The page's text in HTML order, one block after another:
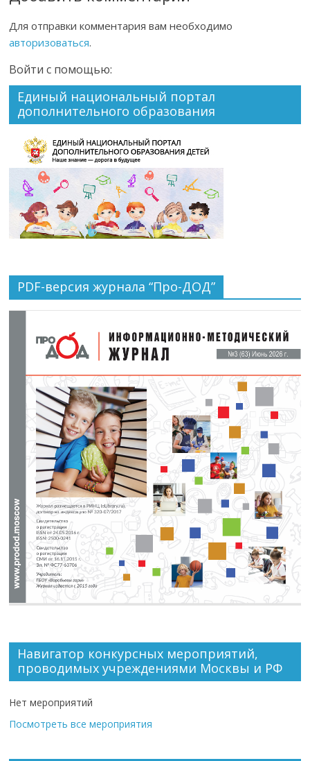
Для отправки комментария вам необходимо
авторизоваться.
Войти с помощью:
Единый национальный портал
дополнительного образования
PDF-версия журнала “Про-ДОД”
Навигатор конкурсных мероприятий,
проводимых учреждениями Москвы и РФ
Нет мероприятий
Посмотреть все мероприятия